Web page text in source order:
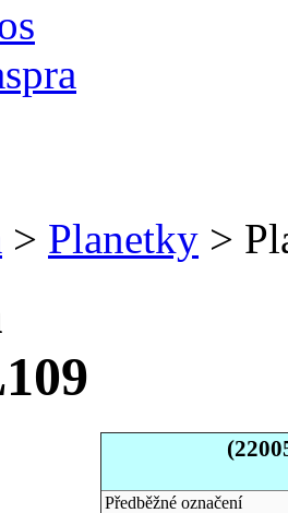
> Planetky >
Předběžné označení